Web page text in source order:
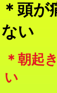
＊頭が
ない
＊朝起
い